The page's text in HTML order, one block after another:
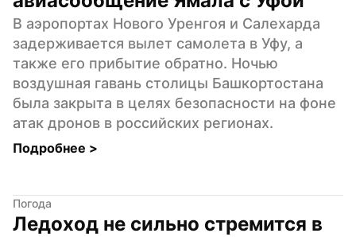
В аэропортах Нового Уренгоя и Салехарда
задерживается вылет самолета в Уфу, а
также его прибытие обратно. Ночью
воздушная гавань столицы Башкортостана
была закрыта в целях безопасности на фоне
атак дронов в российских регионах.
Подробнее >
Погода
Ледоход не сильно стремится в